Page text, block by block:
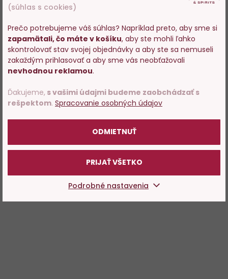
(súhlas s cookies)
Prečo potrebujeme váš súhlas? Napríklad preto, aby sme si
zapamätali, čo máte v košíku, aby ste mohli ľahko
skontrolovať stav svojej objednávky a aby ste sa nemuseli
zakaždým prihlasovať a aby sme vás neobťažovali
nevhodnou reklamou.
Ďakujeme, s vašimi údajmi budeme zaobchádzať s
rešpektom. Spracovanie osobných údajov
ODMIETNUŤ
PRIJAŤ VŠETKO
Podrobné nastavenia
Vstupujete na stránky s
predajom alkoholu. Prosím
potvrďte, že Vám už bolo 18